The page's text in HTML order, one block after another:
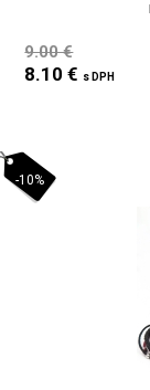
9.00 €
8.10 € s DPH
-10%